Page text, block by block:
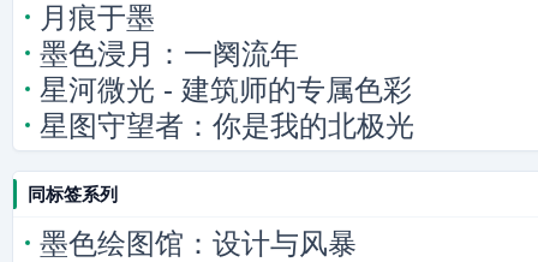
月痕于墨
墨色浸月：一阕流年
星河微光 - 建筑师的专属色彩
星图守望者：你是我的北极光
同标签系列
墨色绘图馆：设计与风暴